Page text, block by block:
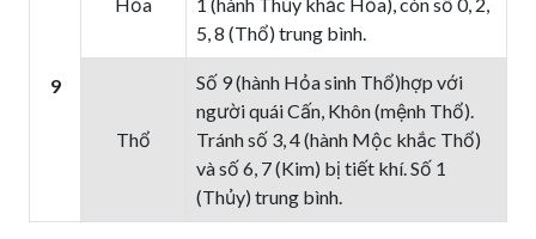
9
Hỏa
1 (hành Thủy khắc Hỏa), còn số 0, 2,
5, 8 (Thổ) trung bình.
Thổ
Số 9 (hành Hỏa sinh Thổ)hợp với
người quái Cấn, Khôn (mệnh Thổ).
Tránh số 3, 4 (hành Mộc khắc Thổ)
và số 6, 7 (Kim) bị tiết khí. Số 1
(Thủy) trung bình.